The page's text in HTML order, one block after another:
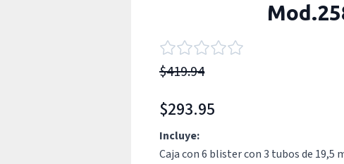
$419.94
$293.95
Incluye:
Caja con 6 blister con 3 tubos de 19,5